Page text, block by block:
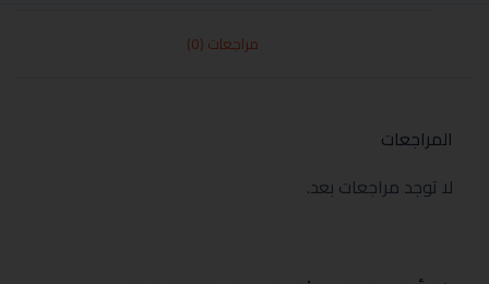
مراجعات (0)
المراجعات
لا توجد مراجعات بعد.